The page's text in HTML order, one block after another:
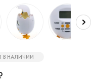
В НАЛИЧИИ